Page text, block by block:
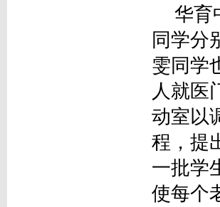
华育
同学分
雯同学
人就医
动室以
程，提
一批学
使每个